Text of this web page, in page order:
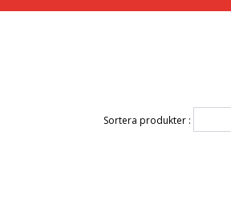
Sortera produkter :